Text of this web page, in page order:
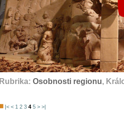
Rubrika: Osobnosti regionu,
|< < 1 2 3 4 5 > >|